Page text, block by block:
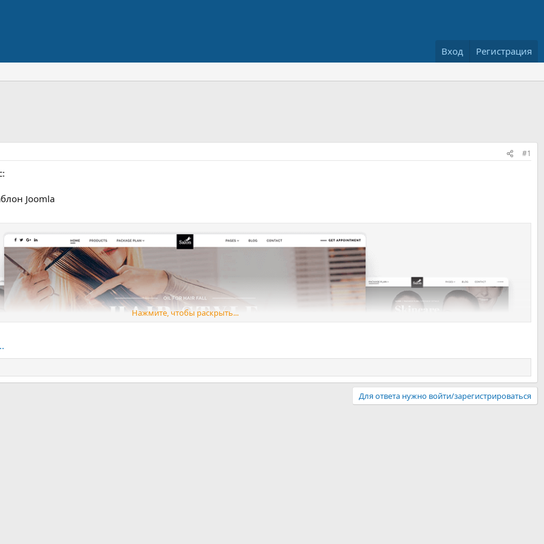
Вход Регистрация
#1
Joomla
Нажмите, чтобы раскрыть...
Для ответа нужно войти/зарегистрироваться
почта